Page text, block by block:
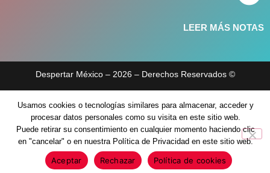
Políticas de privacidad
Usamos cookies o tecnologías similares para almacenar, acceder y
procesar datos personales como su visita en este sitio web.
Puede retirar su consentimiento en cualquier momento haciendo clic
en "cancelar" o en nuestra Política de Privacidad en este sitio web.
Aceptar Rechazar Política de cookies